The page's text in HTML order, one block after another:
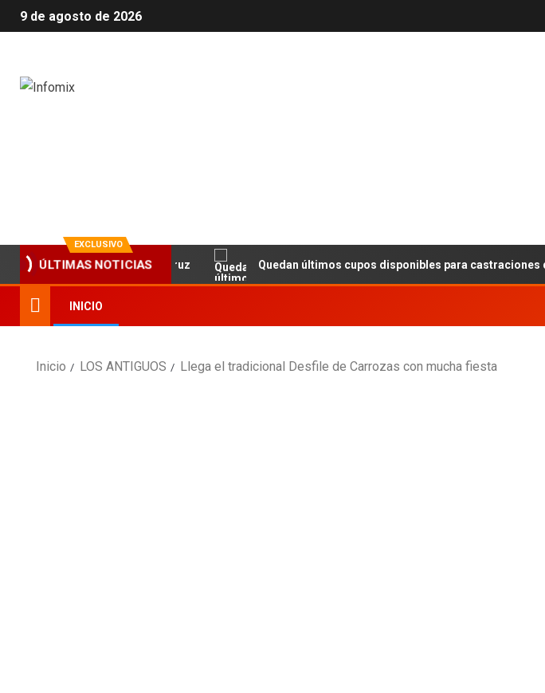
9 de agosto de 2026
EXCLUSIVO
ÚLTIMAS NOTICIAS
Banco Santa Cruz Quedan últimos cupos disponibles para castraciones de
INICIO
Inicio LOS ANTIGUOS Llega el tradicional Desfile de Carrozas con mucha fiesta